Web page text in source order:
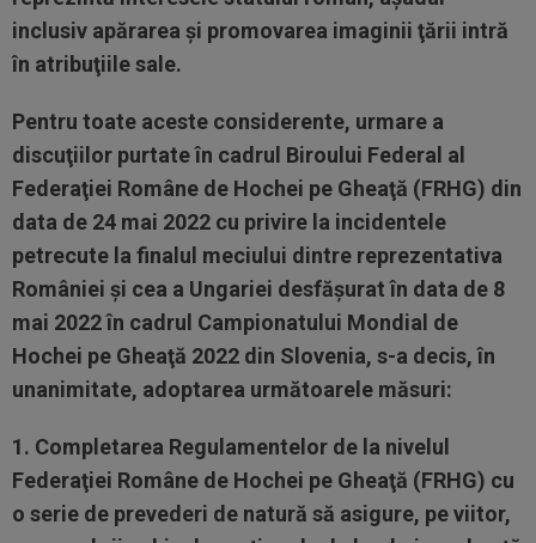
inclusiv apărarea şi promovarea imaginii ţării intră
în atribuţiile sale.
Pentru toate aceste considerente, urmare a
discuţiilor purtate în cadrul Biroului Federal al
Federaţiei Române de Hochei pe Gheaţă (FRHG) din
data de 24 mai 2022 cu privire la incidentele
petrecute la finalul meciului dintre reprezentativa
României şi cea a Ungariei desfăşurat în data de 8
mai 2022 în cadrul Campionatului Mondial de
Hochei pe Gheaţă 2022 din Slovenia, s-a decis, în
unanimitate, adoptarea următoarele măsuri:
1. Completarea Regulamentelor de la nivelul
Federaţiei Române de Hochei pe Gheaţă (FRHG) cu
o serie de prevederi de natură să asigure, pe viitor,